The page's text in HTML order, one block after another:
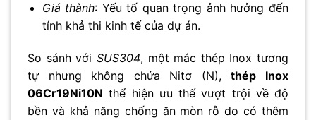
Giá thành: Yếu tố quan trọng ảnh hưởng đến
tính khả thi kinh tế của dự án.
So sánh với SUS304, một mác thép Inox tương
tự nhưng không chứa Nitơ (N),thép Inox
06Cr19Ni10N thể hiện ưu thế vượt trội về độ
bền và khả năng chống ăn mòn rỗ do có thêm